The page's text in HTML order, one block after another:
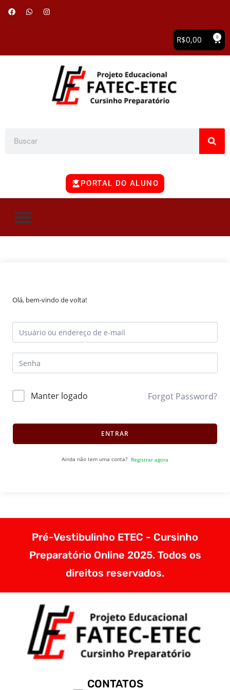
R$0,00 0
PORTAL DO ALUNO
Olá, bem-vindo de volta!
Manter logado Forgot Password?
ENTRAR
Ainda não tem uma conta? Registrar agora
Pré-Vestibulinho ETEC - Cursinho
Preparatório Online 2025. Todos os
direitos reservados.
CONTATOS